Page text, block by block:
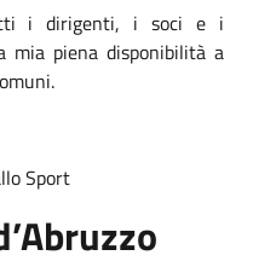
i dirigenti, i soci e i
mia piena disponibilità a
Sport